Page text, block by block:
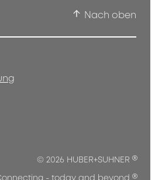
Nach oben
© 2026 HUBER+SUHNER ®